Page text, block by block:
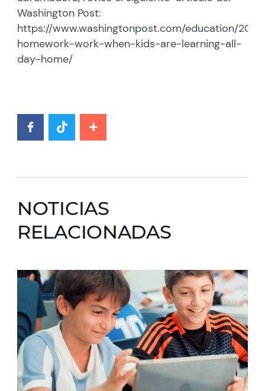
Washington Post:
https://www.washingtonpost.com/education/
homework-work-when-kids-are-learning-all-
day-home/
NOTICIAS
RELACIONADAS
News image